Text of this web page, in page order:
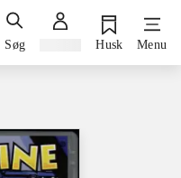
Søg Husk Menu